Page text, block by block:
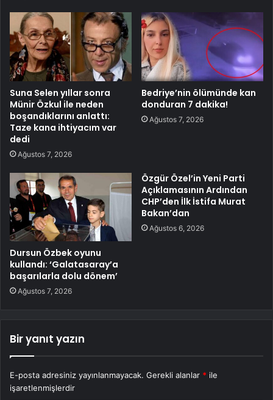
Suna Selen yıllar sonra
Münir Özkul ile neden
boşandıklarını anlattı:
Taze kana ihtiyacım var
dedi
Ağustos 7, 2026
Bedriye’nin ölümünde kan
donduran 7 dakika!
Ağustos 7, 2026
Dursun Özbek oyunu
kullandı: ‘Galatasaray’a
başarılarla dolu dönem’
Ağustos 7, 2026
Özgür Özel’in Yeni Parti
Açıklamasının Ardından
CHP’den İlk İstifa Murat
Bakan’dan
Ağustos 6, 2026
Bir yanıt yazın
E-posta adresiniz yayınlanmayacak. Gerekli alanlar * ile
işaretlenmişlerdir